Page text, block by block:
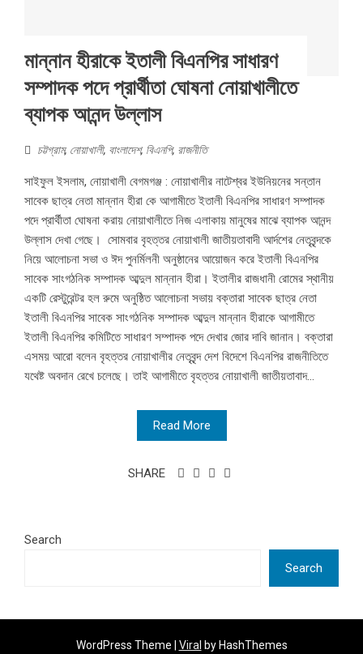
মান্নান হীরাকে ইতালী বিএনপির সাধারণ
সম্পাদক পদে প্রার্থীতা ঘোষনা নোয়াখালীতে
ব্যাপক আনন্দ উল্লাস
চট্টগ্রাম, নোয়াখালী, বাংলাদেশ, বিএনপি, রাজনীতি
সাইফুল ইসলাম, নোয়াখালী বেগমগঞ্জ : নোয়াখালীর নাটেশ্বর ইউনিয়নের সন্তান
সাবেক ছাত্র নেতা মান্নান হীরা কে আগামীতে ইতালী বিএনপির সাধারণ সম্পাদক
পদে প্রার্থীতা ঘোষনা করায় নোয়াখালীতে নিজ এলাকায় মানুষের মাঝে ব্যাপক আনন্দ
উল্লাস দেখা গেছে। সোমবার বৃহত্তর নোয়াখালী জাতীয়তাবাদী আর্দশের নেতৃবৃন্দকে
নিয়ে আলোচনা সভা ও ঈদ পুনর্মিলনী অনুষ্ঠানের আয়োজন করে ইতালী বিএনপির
সাবেক সাংগঠনিক সম্পাদক আব্দুল মান্নান হীরা। ইতালীর রাজধানী রোমের স্থানীয়
একটি রেস্টুরেন্টর হল রুমে অনুষ্ঠিত আলোচনা সভায় বক্তারা সাবেক ছাত্র নেতা
ইতালী বিএনপির সাবেক সাংগঠনিক সম্পাদক আব্দুল মান্নান হীরাকে আগামীতে
ইতালী বিএনপির কমিটিতে সাধারণ সম্পাদক পদে দেখার জোর দাবি জানান। বক্তারা
এসময় আরো বলেন বৃহত্তর নোয়াখালীর নেতৃবৃন্দ দেশ বিদেশে বিএনপির রাজনীতিতে
যথেষ্ট অবদান রেখে চলেছে। তাই আগামীতে বৃহত্তর নোয়াখালী জাতীয়তাবাদ...
Read More
SHARE
Search
Search
WordPress Theme | Viral by HashThemes